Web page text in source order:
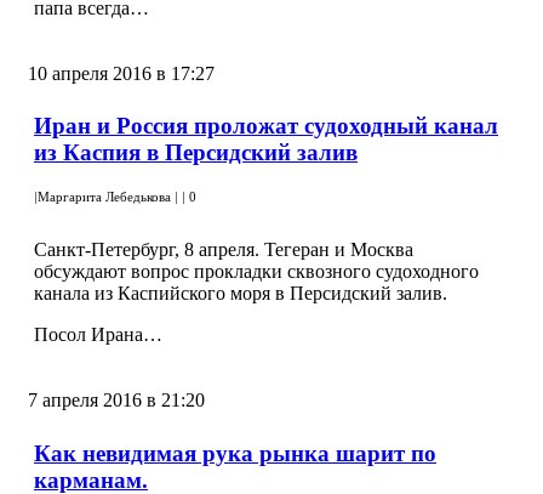
папа всегда…
10 апреля 2016 в 17:27
Иран и Россия проложат судоходный канал
из Каспия в Персидский залив
|Маргарита Лебедькова | | 0
Санкт-Петербург, 8 апреля. Тегеран и Москва
обсуждают вопрос прокладки сквозного судоходного
канала из Каспийского моря в Персидский залив.
Посол Ирана…
7 апреля 2016 в 21:20
Как невидимая рука рынка шарит по
карманам.